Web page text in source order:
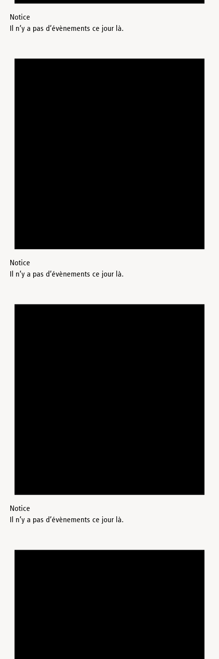
Notice
Il n’y a pas d’évènements ce jour là.
Notice
Il n’y a pas d’évènements ce jour là.
Notice
Il n’y a pas d’évènements ce jour là.